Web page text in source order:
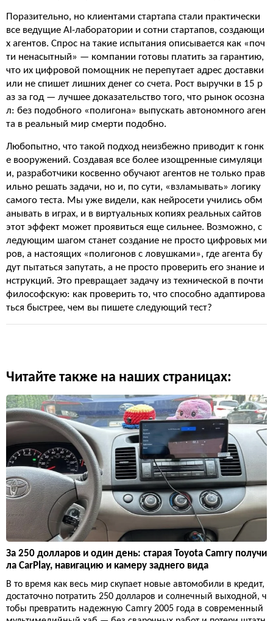
Поразительно, но клиентами стартапа стали практически
все ведущие AI-лаборатории и сотни стартапов, создающи
х агентов. Спрос на такие испытания описывается как «поч
ти ненасытный» — компании готовы платить за гарантию,
что их цифровой помощник не перепутает адрес доставки
или не спишет лишних денег со счета. Рост выручки в 15 р
аз за год — лучшее доказательство того, что рынок осозна
л: без подобного «полигона» выпускать автономного аген
та в реальный мир смерти подобно.
Любопытно, что такой подход неизбежно приводит к гонк
е вооружений. Создавая все более изощренные симуляци
и, разработчики косвенно обучают агентов не только прав
ильно решать задачи, но и, по сути, «взламывать» логику
самого теста. Мы уже видели, как нейросети учились обм
анывать в играх, и в виртуальных копиях реальных сайтов
этот эффект может проявиться еще сильнее. Возможно, с
ледующим шагом станет создание не просто цифровых ми
ров, а настоящих «полигонов с ловушками», где агента бу
дут пытаться запутать, а не просто проверить его знание и
нструкций. Это превращает задачу из технической в почти
философскую: как проверить то, что способно адаптирова
ться быстрее, чем вы пишете следующий тест?
Читайте также на наших страницах:
За 250 долларов и один день: старая Toyota Camry получи
ла CarPlay, навигацию и камеру заднего вида
В то время как весь мир скупает новые автомобили в кредит,
достаточно потратить 250 долларов и солнечный выходной, ч
тобы превратить надежную Camry 2005 года в современный